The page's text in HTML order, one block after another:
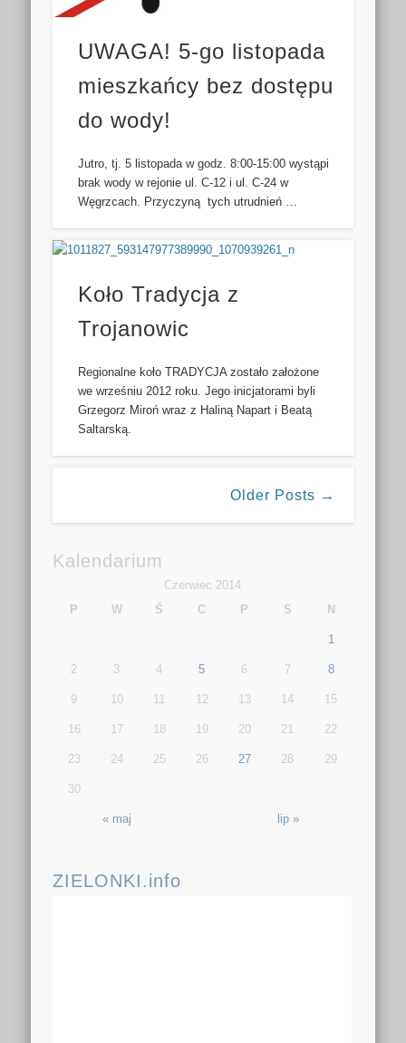
UWAGA! 5-go listopada
mieszkańcy bez dostępu
do wody!
Jutro, tj. 5 listopada w godz. 8:00-15:00 wystąpi
brak wody w rejonie ul. C-12 i ul. C-24 w
Węgrzcach. Przyczyną tych utrudnień …
Koło Tradycja z
Trojanowic
Regionalne koło TRADYCJA zostało założone
we wrześniu 2012 roku. Jego inicjatorami byli
Grzegorz Miroń wraz z Haliną Napart i Beatą
Saltarską.
Older Posts →
Kalendarium
Czerwiec 2014
P
W Ś C P S N
« maj lip »
1
2 3 4 5 6 7 8
9 10 11 12 13 14 15
16 17 18 19 20 21 22
23 24 25 26 27 28 29
30
ZIELONKI.info